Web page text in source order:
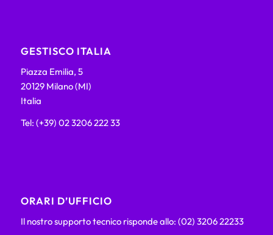
GESTISCO ITALIA
Piazza Emilia, 5
20129 Milano (MI)
Italia
Tel: (+39) 02 3206 222 33
ORARI D’UFFICIO
Il nostro supporto tecnico risponde allo: (02) 3206 22233